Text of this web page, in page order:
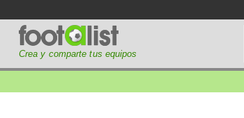
Crea y comparte tus equipos